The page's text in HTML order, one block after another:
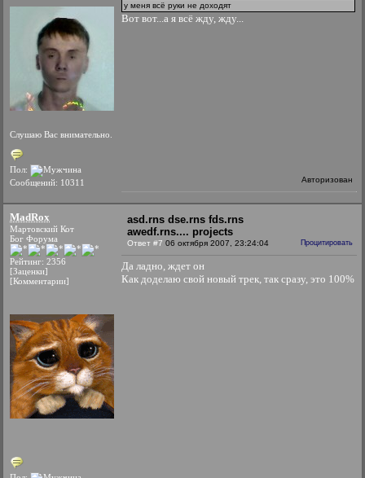
Слушаю Вас внимательно.
Пол:
Сообщений: 10311
у меня всё руки не доходят
Вот вот...а я всё жду, жду...
Авторизован
MadRox
Мартовский Кот
Бог Форума
Рейтинг: 2356
[Заценки]
[Комментарии]
asd.rns dse.rns fds.rns
awedf.rns.... projects
Ответ #7 06 октября 2007, 23:24:04 Процитировать
Да ладно, ждет он
Как доделаю свой новый трек, так сразу, это 100%